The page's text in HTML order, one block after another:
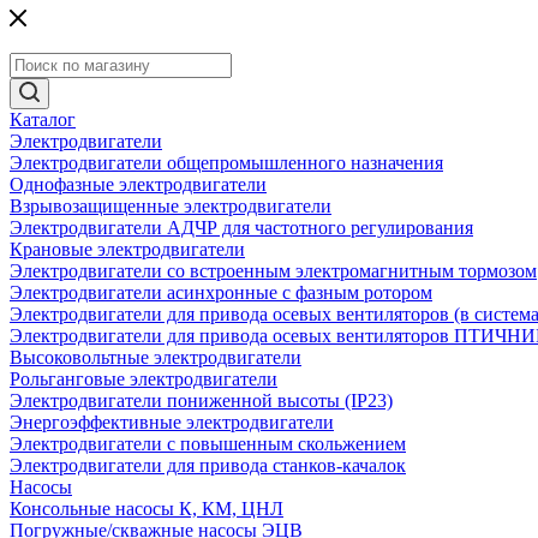
Каталог
Электродвигатели
Электродвигатели общепромышленного назначения
Однофазные электродвигатели
Взрывозащищенные электродвигатели
Электродвигатели АДЧР для частотного регулирования
Крановые электродвигатели
Электродвигатели со встроенным электромагнитным тормозом
Электродвигатели асинхронные с фазным ротором
Электродвигатели для привода осевых вентиляторов (в
Электродвигатели для привода осевых вентиляторов
Высоковольтные электродвигатели
Рольганговые электродвигатели
Электродвигатели пониженной высоты (IP23)
Энергоэффективные электродвигатели
Электродвигатели с повышенным скольжением
Электродвигатели для привода станков-качалок
Насосы
Консольные насосы К, КМ, ЦНЛ
Погружные/скважные насосы ЭЦВ